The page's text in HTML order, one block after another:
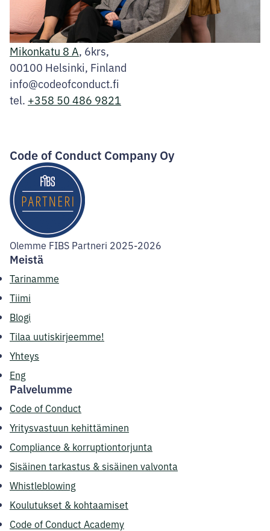
Mikonkatu 8 A, 6krs,
00100 Helsinki, Finland
info@codeofconduct.fi
tel. +358 50 486 9821
Code of Conduct Company Oy
Olemme FIBS Partneri 2025-2026
Meistä
Tarinamme
Tiimi
Blogi
Tilaa uutiskirjeemme!
Yhteys
Eng
Palvelumme
Code of Conduct
Yritysvastuun kehittäminen
Compliance & korruptiontorjunta
Sisäinen tarkastus & sisäinen valvonta
Whistleblowing
Koulutukset & kohtaamiset
Code of Conduct Academy